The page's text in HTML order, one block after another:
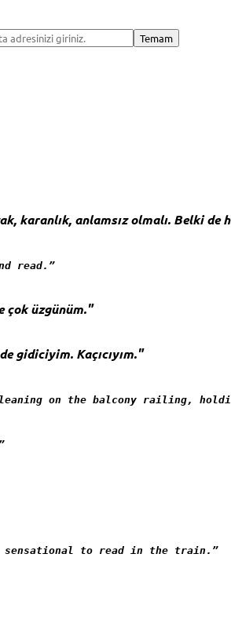
karanlık, anlamsız olmalı. Belki de
read.”
çok üzgünüm."
gidiciyim. Kaçıcıyım."
on the balcony railing,
sensational to read in the train.”